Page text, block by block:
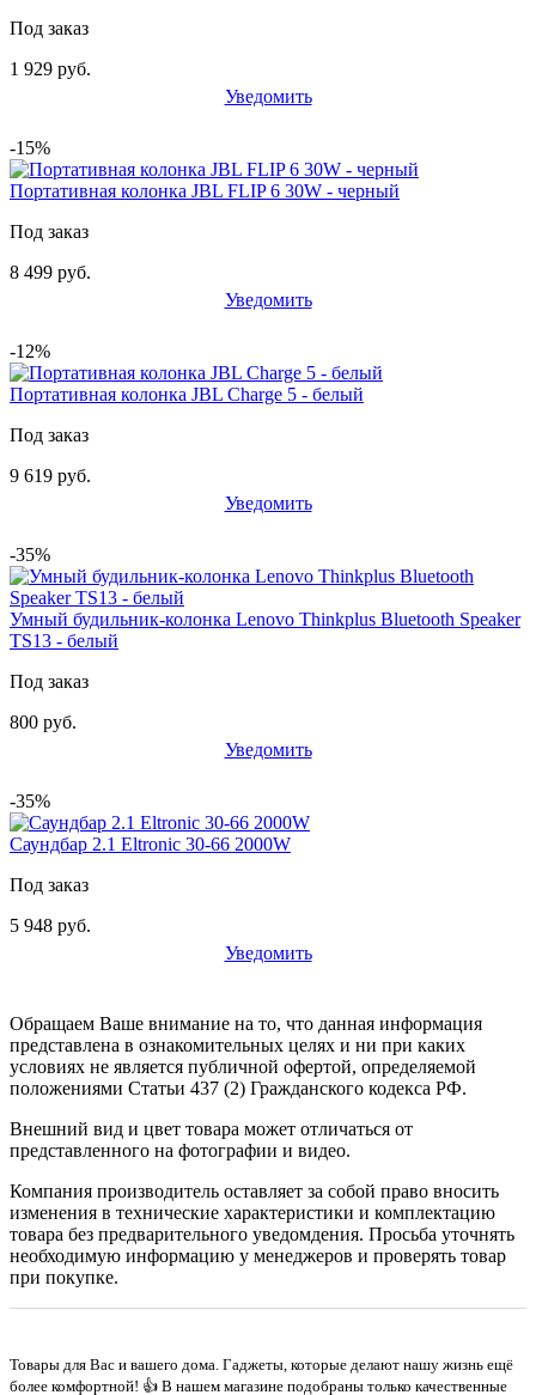
Под заказ
1 929 руб.
Уведомить
-15%
Портативная колонка JBL FLIP 6 30W - черный
Под заказ
8 499 руб.
Уведомить
-12%
Портативная колонка JBL Charge 5 - белый
Под заказ
9 619 руб.
Уведомить
-35%
Умный будильник-колонка Lenovo Thinkplus Bluetooth Speaker
TS13 - белый
Под заказ
800 руб.
Уведомить
-35%
Саундбар 2.1 Eltronic 30-66 2000W
Под заказ
5 948 руб.
Уведомить
Обращаем Ваше внимание на то, что данная информация
представлена в ознакомительных целях и ни при каких
условиях не является публичной офертой, определяемой
положениями Статьи 437 (2) Гражданского кодекса РФ.
Внешний вид и цвет товара может отличаться от
представленного на фотографии и видео.
Компания производитель оставляет за собой право вносить
изменения в технические характеристики и комплектацию
товара без предварительного уведомдения. Просьба уточнять
необходимую информацию у менеджеров и проверять товар
при покупке.
Товары для Вас и вашего дома. Гаджеты, которые делают нашу жизнь ещё
более комфортной! 👍 В нашем магазине подобраны только качественные